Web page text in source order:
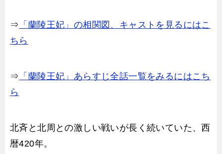
⇒ 「蘭陵王妃」の相関図、キャストを見るにはこ
ちら
⇒ 「蘭陵王妃」あらすじ全話一覧をみるにはこち
ら
北斉と北周との激しい戦いが長く続いていた、西
暦420年。